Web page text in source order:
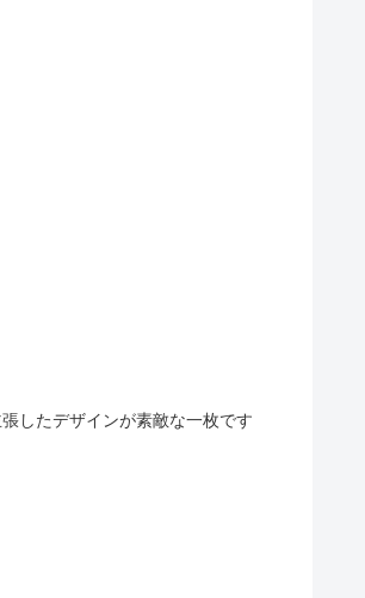
したデザインが素敵な一枚です